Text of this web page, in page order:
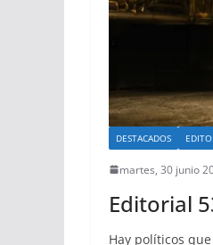
DESTACADOS
martes, 30 junio
Editorial
Hay políticos